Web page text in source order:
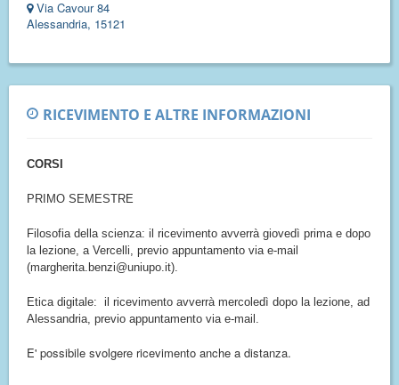
Via Cavour 84
Alessandria, 15121
RICEVIMENTO E ALTRE INFORMAZIONI
CORSI
PRIMO SEMESTRE
Filosofia della scienza: il ricevimento avverrà giovedì prima e dopo
la lezione, a Vercelli, previo appuntamento via e-mail
(margherita.benzi@uniupo.it).
Etica digitale: il ricevimento avverrà mercoledì dopo la lezione, ad
Alessandria, previo appuntamento via e-mail.
E' possibile svolgere ricevimento anche a distanza.